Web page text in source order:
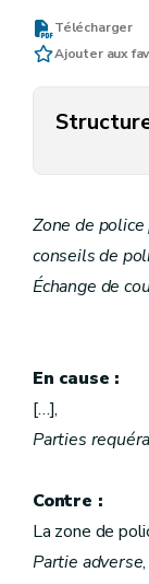
Télécharger
Ajouter aux
Zone de
conseils de
Échange de
En
[…],
Parties
Contre :
La zone de
Partie adverse,